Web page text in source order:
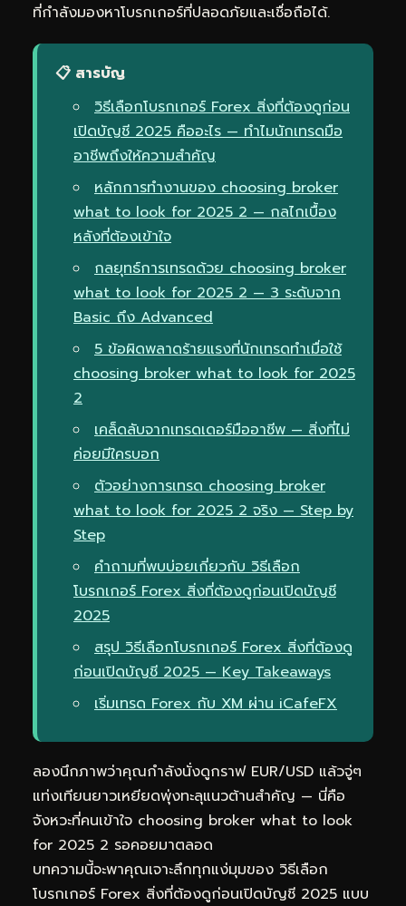
ที่กำลังมองหาโบรกเกอร์ที่ปลอดภัยและเชื่อถือได้.
📋 สารบัญ
วิธีเลือกโบรกเกอร์ Forex สิ่งที่ต้องดูก่อน
เปิดบัญชี 2025 คืออะไร — ทำไมนักเทรดมือ
อาชีพถึงให้ความสำคัญ
หลักการทำงานของ choosing broker
what to look for 2025 2 — กลไกเบื้อง
หลังที่ต้องเข้าใจ
กลยุทธ์การเทรดด้วย choosing broker
what to look for 2025 2 — 3 ระดับจาก
Basic ถึง Advanced
5 ข้อผิดพลาดร้ายแรงที่นักเทรดทำเมื่อใช้
choosing broker what to look for 2025
2
เคล็ดลับจากเทรดเดอร์มืออาชีพ — สิ่งที่ไม่
ค่อยมีใครบอก
ตัวอย่างการเทรด choosing broker
what to look for 2025 2 จริง — Step by
Step
คำถามที่พบบ่อยเกี่ยวกับ วิธีเลือก
โบรกเกอร์ Forex สิ่งที่ต้องดูก่อนเปิดบัญชี
2025
สรุป วิธีเลือกโบรกเกอร์ Forex สิ่งที่ต้องดู
ก่อนเปิดบัญชี 2025 — Key Takeaways
เริ่มเทรด Forex กับ XM ผ่าน iCafeFX
ลองนึกภาพว่าคุณกำลังนั่งดูกราฟ EUR/USD แล้วจู่ๆ
แท่งเทียนยาวเหยียดพุ่งทะลุแนวต้านสำคัญ — นี่คือ
จังหวะที่คนเข้าใจ choosing broker what to look
for 2025 2 รอคอยมาตลอด
บทความนี้จะพาคุณเจาะลึกทุกแง่มุมของ วิธีเลือก
โบรกเกอร์ Forex สิ่งที่ต้องดูก่อนเปิดบัญชี 2025 แบบ